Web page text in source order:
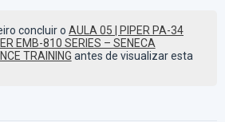
concluir oAULA 05 | PIPER PA-34
EMB-810 SERIES – SENECA
TRAINING antes de visualizar esta